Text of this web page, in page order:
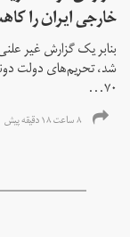
خارجی ایران را
بنابر یک گزارش غیر
۷۰...
۸ ساعت ۱۸ دقیقه پیش